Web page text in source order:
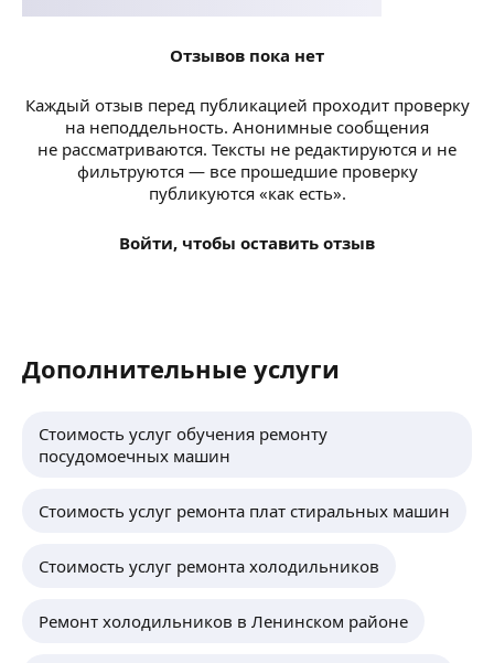
Отзывов пока нет
Каждый отзыв перед публикацией проходит проверку
на неподдельность. Анонимные сообщения
не рассматриваются. Тексты не редактируются и не
фильтруются — все прошедшие проверку
публикуются «как есть».
Войти, чтобы оставить отзыв
Дополнительные услуги
Стоимость услуг обучения ремонту
посудомоечных машин
Стоимость услуг ремонта плат стиральных машин
Стоимость услуг ремонта холодильников
Ремонт холодильников в Ленинском районе